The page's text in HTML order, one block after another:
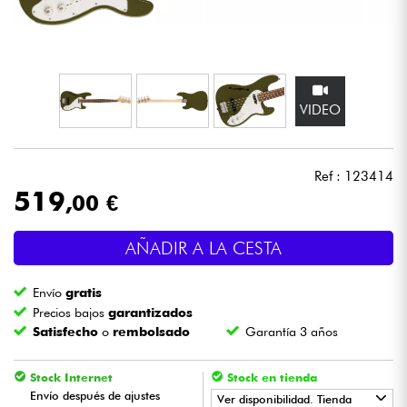
Auriculares
DJ
Luces
Batería y percusión
Vientos
Niños
VIDEO
Ref : 123414
519,00 €
AÑADIR A LA CESTA
Envíogratis
Precios bajosgarantizados
Satisfecho o rembolsado Garantía 3 años
Stock Internet
Envío después de ajustes
Stock en tienda
Ver disponibilidad. Tienda